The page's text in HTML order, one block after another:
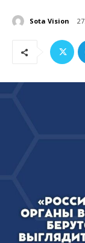
Sota Vision